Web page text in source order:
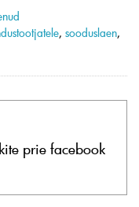
, sooduslaen,
prie facebook